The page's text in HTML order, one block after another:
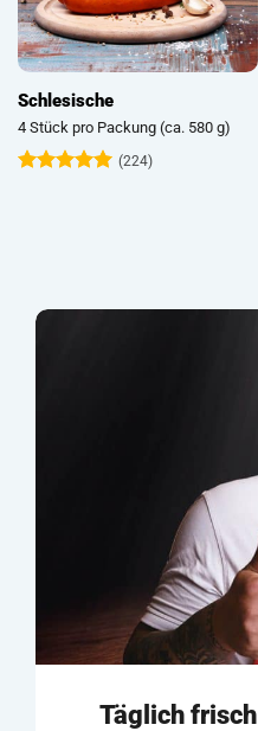
Schlesische
4 Stück pro Packung (ca. 580 g)
(224)
Täglich